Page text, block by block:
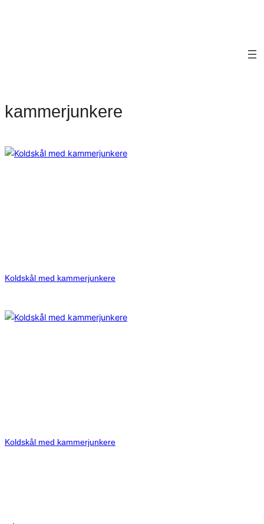
kammerjunkere
Koldskål med kammerjunkere
Koldskål med kammerjunkere